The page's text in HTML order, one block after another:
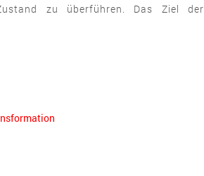
zu überführen. Das Ziel der